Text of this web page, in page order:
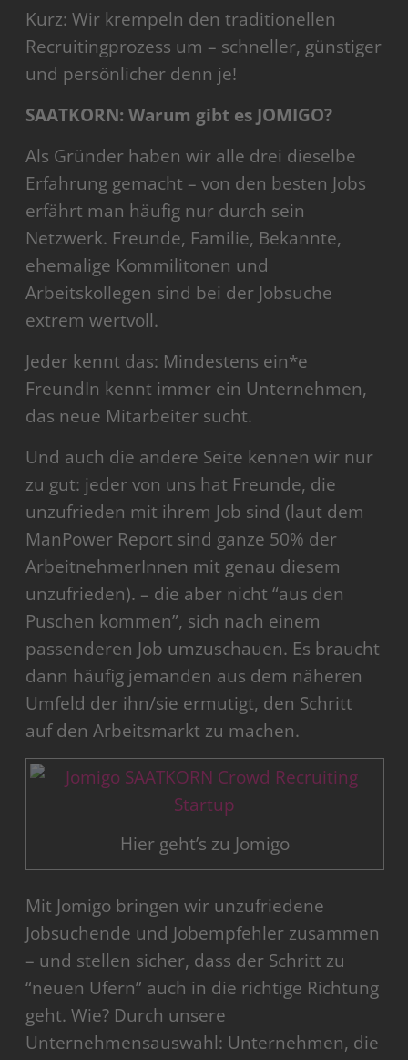
Kurz: Wir krempeln den traditionellen
Recruitingprozess um – schneller, günstiger
und persönlicher denn je!
SAATKORN: Warum gibt es JOMIGO?
Als Gründer haben wir alle drei dieselbe
Erfahrung gemacht – von den besten Jobs
erfährt man häufig nur durch sein
Netzwerk. Freunde, Familie, Bekannte,
ehemalige Kommilitonen und
Arbeitskollegen sind bei der Jobsuche
extrem wertvoll.
Jeder kennt das: Mindestens ein*e
FreundIn kennt immer ein Unternehmen,
das neue Mitarbeiter sucht.
Und auch die andere Seite kennen wir nur
zu gut: jeder von uns hat Freunde, die
unzufrieden mit ihrem Job sind (laut dem
ManPower Report sind ganze 50% der
ArbeitnehmerInnen mit genau diesem
unzufrieden). – die aber nicht “aus den
Puschen kommen”, sich nach einem
passenderen Job umzuschauen. Es braucht
dann häufig jemanden aus dem näheren
Umfeld der ihn/sie ermutigt, den Schritt
auf den Arbeitsmarkt zu machen.
Hier geht’s zu Jomigo
Mit Jomigo bringen wir unzufriedene
Jobsuchende und Jobempfehler zusammen
– und stellen sicher, dass der Schritt zu
“neuen Ufern” auch in die richtige Richtung
geht. Wie? Durch unsere
Unternehmensauswahl: Unternehmen, die